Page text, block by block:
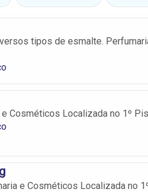
tipos de esmalte.
Cosméticos Localizada no 1º
e Cosméticos Localizada no